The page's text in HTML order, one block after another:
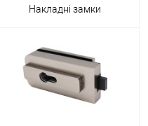
Накладні замки